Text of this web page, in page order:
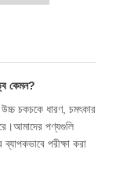
কেমন?
চকচকে ধারণ, চমৎকার
পণ্যগুলি
পরীক্ষা করা